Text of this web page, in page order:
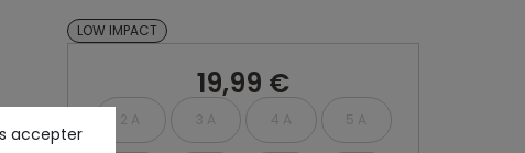
LOW IMPACT
19,99 €
2 A 3 A 4 A 5 A
accepter